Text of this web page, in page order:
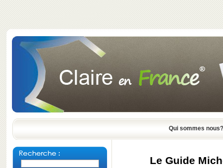
Qui sommes nous?
Le Guide